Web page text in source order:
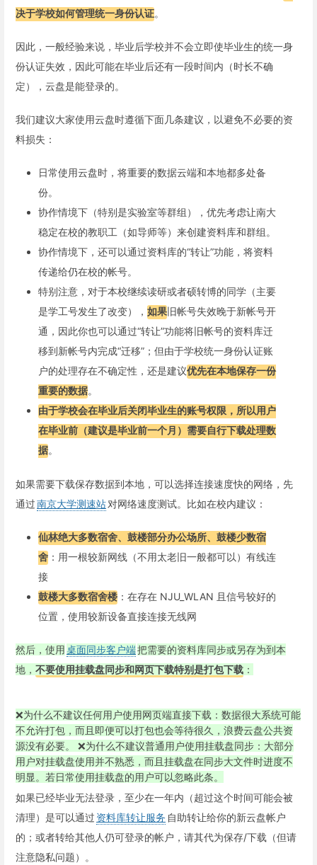
决于学校如何管理统一身份认证。
因此，一般经验来说，毕业后学校并不会立即使毕业生的统一身
份认证失效，因此可能在毕业后还有一段时间内（时长不确
定），云盘是能登录的。
我们建议大家使用云盘时遵循下面几条建议，以避免不必要的资
料损失：
日常使用云盘时，将重要的数据云端和本地都多处备
份。
协作情境下（特别是实验室等群组），优先考虑让南大
稳定在校的教职工（如导师等）来创建资料库和群组。
协作情境下，还可以通过资料库的“转让”功能，将资料
传递给仍在校的帐号。
特别注意，对于本校继续读研或者硕转博的同学（主要
是学工号发生了改变）， 如果旧帐号失效晚于新帐号开
通，因此你也可以通过“转让”功能将旧帐号的资料库迁
移到新帐号内完成“迁移”；但由于学校统一身份认证账
户的处理存在不确定性，还是建议优先在本地保存一份
重要的数据。
由于学校会在毕业后关闭毕业生的账号权限，所以用户
在毕业前（建议是毕业前一个月）需要自行下载处理数
据。
如果需要下载保存数据到本地，可以选择连接速度快的网络，先
通过南京大学测速站对网络速度测试。比如在校内建议：
仙林绝大多数宿舍、鼓楼部分办公场所、鼓楼少数宿
舍 ：用一根较新网线（不用太老旧一般都可以）有线连
接
鼓楼大多数宿舍楼 ：在存在 NJU_WLAN 且信号较好的
位置，使用较新设备直接连接无线网
然后，使用桌面同步客户端把需要的资料库同步或另存为到本
地， 不要使用挂载盘同步和网页下载特别是打包下载 ：
❌为什么不建议任何用户使用网页端直接下载：数据很大系统可能
不允许打包，而且即便可以打包也会等待很久，浪费云盘公共资
源没有必要。
❌为什么不建议普通用户使用挂载盘同步：大部分
用户对挂载盘使用并不熟悉，而且挂载盘在同步大文件时进度不
明显。若日常使用挂载盘的用户可以忽略此条。
如果已经毕业无法登录，至少在一年内（超过这个时间可能会被
清理）是可以通过 资料库转让服务 自助转让给你的新云盘帐户
的；或者转给其他人仍可登录的帐户，请其代为保存/下载（但请
注意隐私问题）。